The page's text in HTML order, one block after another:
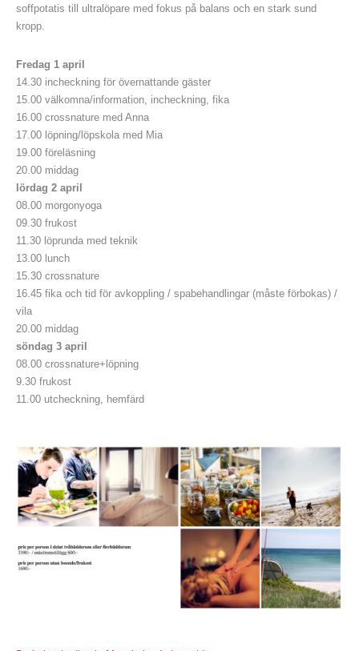
soffpotatis till ultralöpare med fokus på balans och en stark sund
kropp.
Fredag 1 april
14.30 incheckning för övernattande gäster
15.00 välkomna/information, incheckning, fika
16.00 crossnature med Anna
17.00 löpning/löpskola med Mia
19.00 föreläsning
20.00 middag
lördag 2 april
08.00 morgonyoga
09.30 frukost
11.30 löprunda med teknik
13.00 lunch
15.30 crossnature
16.45 fika och tid för avkoppling / spabehandlingar (måste förbokas) /
vila
20.00 middag
söndag 3 april
08.00 crossnature+löpning
9.30 frukost
11.00 utcheckning, hemfärd